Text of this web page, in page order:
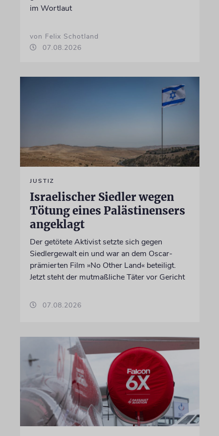
im Wortlaut
von Felix Schotland
07.08.2026
JUSTIZ
Israelischer Siedler wegen
Tötung eines Palästinensers
angeklagt
Der getötete Aktivist setzte sich gegen
Siedlergewalt ein und war an dem Oscar-
prämierten Film »No Other Land« beteiligt.
Jetzt steht der mutmaßliche Täter vor Gericht
07.08.2026